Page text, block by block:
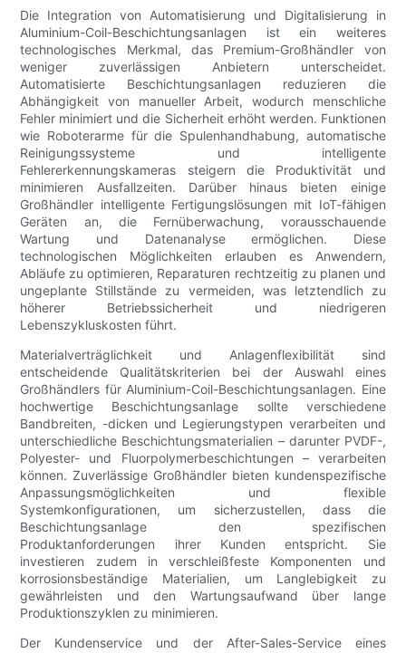
Die Integration von Automatisierung und Digitalisierung in
Aluminium-Coil-Beschichtungsanlagen ist ein weiteres
technologisches Merkmal, das Premium-Großhändler von
weniger zuverlässigen Anbietern unterscheidet.
Automatisierte Beschichtungsanlagen reduzieren die
Abhängigkeit von manueller Arbeit, wodurch menschliche
Fehler minimiert und die Sicherheit erhöht werden. Funktionen
wie Roboterarme für die Spulenhandhabung, automatische
Reinigungssysteme und intelligente
Fehlererkennungskameras steigern die Produktivität und
minimieren Ausfallzeiten. Darüber hinaus bieten einige
Großhändler intelligente Fertigungslösungen mit IoT-fähigen
Geräten an, die Fernüberwachung, vorausschauende
Wartung und Datenanalyse ermöglichen. Diese
technologischen Möglichkeiten erlauben es Anwendern,
Abläufe zu optimieren, Reparaturen rechtzeitig zu planen und
ungeplante Stillstände zu vermeiden, was letztendlich zu
höherer Betriebssicherheit und niedrigeren
Lebenszykluskosten führt.
Materialverträglichkeit und Anlagenflexibilität sind
entscheidende Qualitätskriterien bei der Auswahl eines
Großhändlers für Aluminium-Coil-Beschichtungsanlagen. Eine
hochwertige Beschichtungsanlage sollte verschiedene
Bandbreiten, -dicken und Legierungstypen verarbeiten und
unterschiedliche Beschichtungsmaterialien – darunter PVDF-,
Polyester- und Fluorpolymerbeschichtungen – verarbeiten
können. Zuverlässige Großhändler bieten kundenspezifische
Anpassungsmöglichkeiten und flexible
Systemkonfigurationen, um sicherzustellen, dass die
Beschichtungsanlage den spezifischen
Produktanforderungen ihrer Kunden entspricht. Sie
investieren zudem in verschleißfeste Komponenten und
korrosionsbeständige Materialien, um Langlebigkeit zu
gewährleisten und den Wartungsaufwand über lange
Produktionszyklen zu minimieren.
Der Kundenservice und der After-Sales-Service eines